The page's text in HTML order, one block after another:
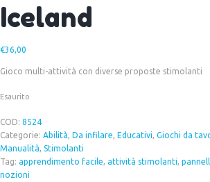
Iceland
€36,00
Gioco multi-attività con diverse proposte stimolanti
Esaurito
COD: 8524
Categorie: Abilità Da infilare Educativi Giochi da
Manualità Stimolanti
Tag: apprendimento facile attività stimolanti
nozioni